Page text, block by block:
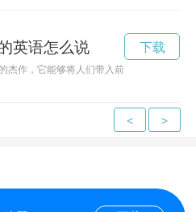
英语怎么说
杰作，它能够将人们带入前所未有的空间
下载
< >